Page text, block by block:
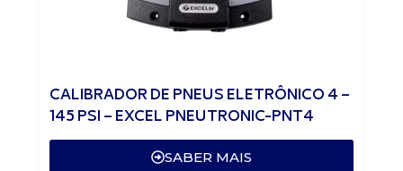
CALIBRADOR DE PNEUS ELETRÔNICO 4 –
145 PSI – EXCEL PNEUTRONIC-PNT4
SABER MAIS